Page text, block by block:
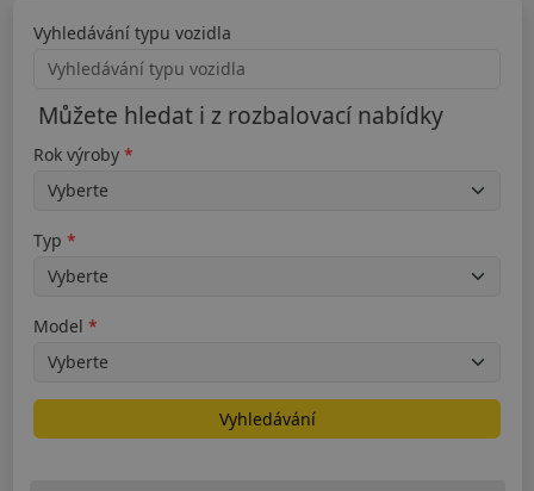
Vyhledávání typu vozidla
Můžete hledat i z rozbalovací nabídky
Rok výroby
Typ
Model
Vyhledávání